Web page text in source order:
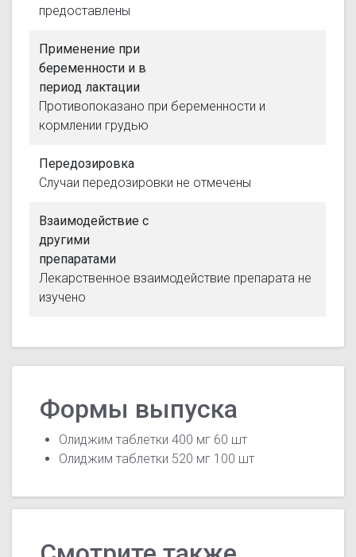
предоставлены
Применение при
беременности и в
период лактации
Противопоказано при беременности и
кормлении грудью
Передозировка
Случаи передозировки не отмечены
Взаимодействие с
другими
препаратами
Лекарственное взаимодействие препарата не
изучено
Формы выпуска
Олиджим таблетки 400 мг 60 шт
Олиджим таблетки 520 мг 100 шт